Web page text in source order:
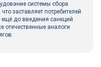
системы сбора
заставляет потребителей
ещё до введения санкций
отечественные аналоги